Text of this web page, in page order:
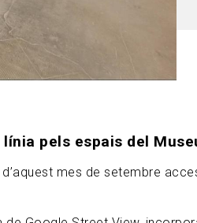
pels espais del
mes de setembre